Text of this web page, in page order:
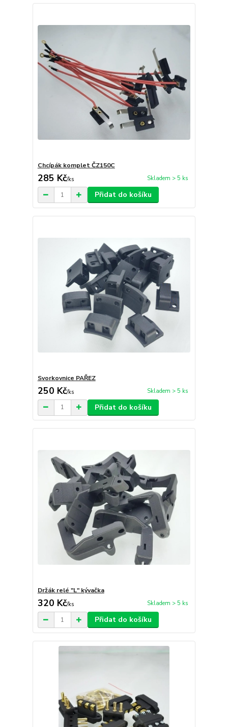
Chcípák komplet ČZ150C
285 Kč/ks Skladem > 5 ks
Přidat do košíku
Svorkovnice PAŘEZ
250 Kč/ks Skladem > 5 ks
Přidat do košíku
Držák relé "L" kývačka
320 Kč/ks Skladem > 5 ks
Přidat do košíku